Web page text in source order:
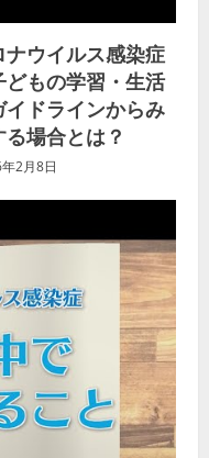
ナウイルス感染症
もの学習・生活
ドラインからみ
場合とは？
2月8日